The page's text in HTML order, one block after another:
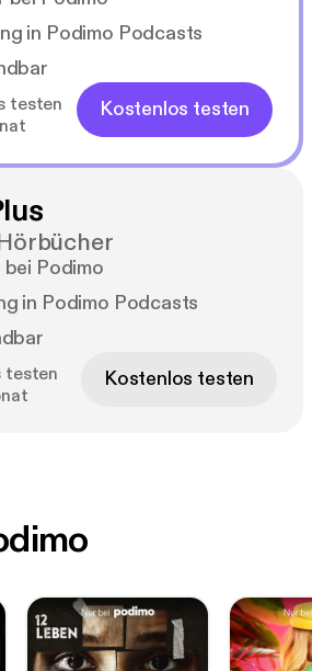
in Podimo Podcasts
testen
Kostenlos testen
Podimo
in Podimo Podcasts
testen
Kostenlos testen